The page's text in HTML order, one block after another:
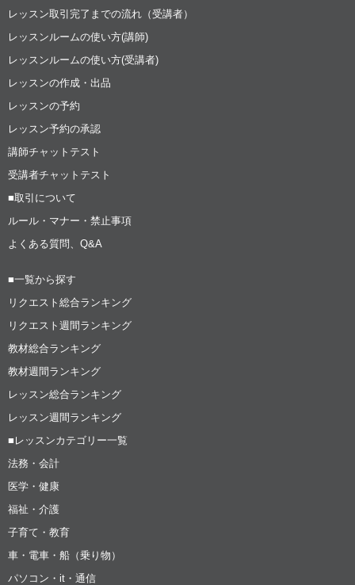
レッスン取引完了までの流れ（受講者）
レッスンルームの使い方(講師)
レッスンルームの使い方(受講者)
レッスンの作成・出品
レッスンの予約
レッスン予約の承認
講師チャットテスト
受講者チャットテスト
■取引について
ルール・マナー・禁止事項
よくある質問、Q&A
■一覧から探す
リクエスト総合ランキング
リクエスト週間ランキング
教材総合ランキング
教材週間ランキング
レッスン総合ランキング
レッスン週間ランキング
■レッスンカテゴリー一覧
法務・会計
医学・健康
福祉・介護
子育て・教育
車・電車・船（乗り物）
パソコン・it・通信